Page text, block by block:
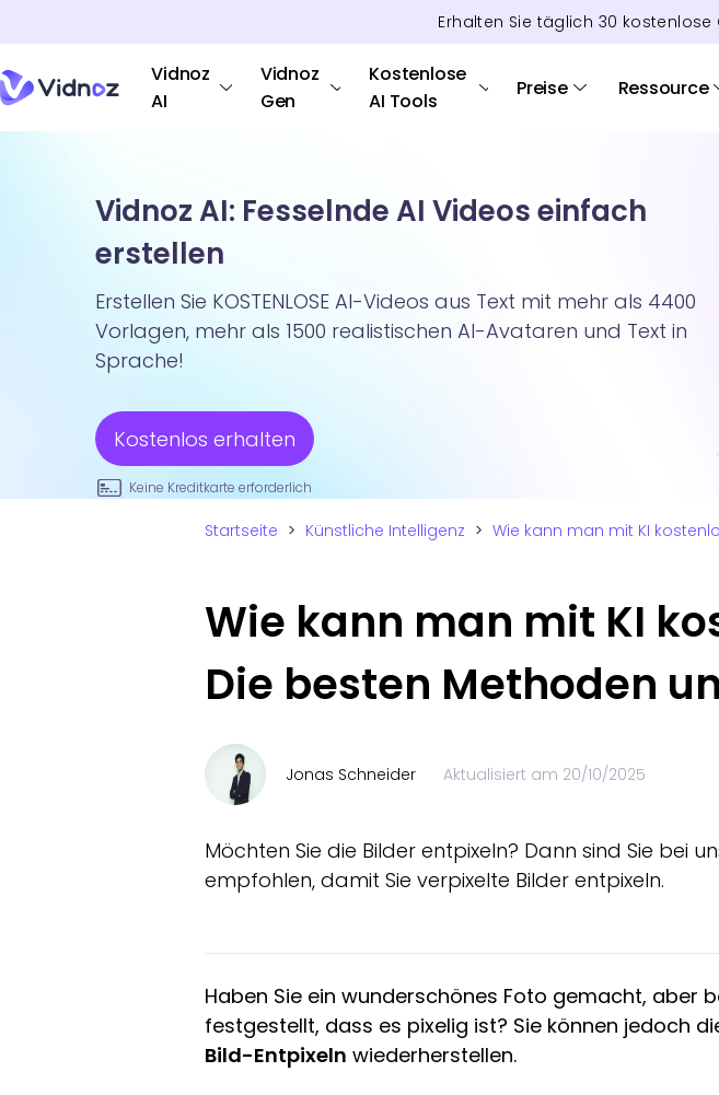
Erhalten Sie täglich 30 kostenlose
Vidnoz
AI
Vidnoz
Gen
Kostenlose
AI Tools
Preise Ressource
Vidnoz AI: Fesselnde AI Videos einfach
erstellen
Erstellen Sie KOSTENLOSE AI-Videos aus Text mit mehr als 4400
Vorlagen, mehr als 1500 realistischen AI-Avataren und Text in
Sprache!
Kostenlos erhalten
Keine Kreditkarte erforderlich
Startseite > Künstliche Intelligenz > Wie kann man mit KI
Wie kann man mit KI
Die besten Methoden
Jonas Schneider Aktualisiert am 20/10/2025
Möchten Sie die Bilder entpixeln? Dann sind Sie bei
empfohlen, damit Sie verpixelte Bilder entpixeln.
Haben Sie ein wunderschönes Foto gemacht, aber
festgestellt, dass es pixelig ist? Sie können jedoch
Bild-Entpixeln wiederherstellen.